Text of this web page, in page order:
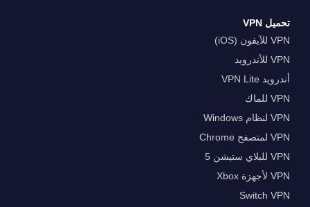
تحميل VPN
VPN للآيفون (iOS)
VPN للأندرويد
أندرويد VPN Lite
VPN للماك
VPN لنظام Windows
VPN لمتصفح Chrome
VPN للبلاي ستيشن 5
VPN لأجهزة Xbox
Switch VPN